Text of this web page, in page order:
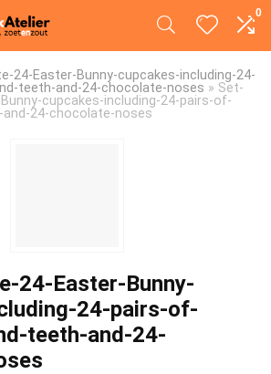
0
24-Easter-Bunny-cupcakes-including-24-
teeth-and-24-chocolate-noses » Set-
cupcakes-including-24-pairs-of-
24-chocolate-noses
24-Easter-Bunny-
24-pairs-of-
teeth-and-24-